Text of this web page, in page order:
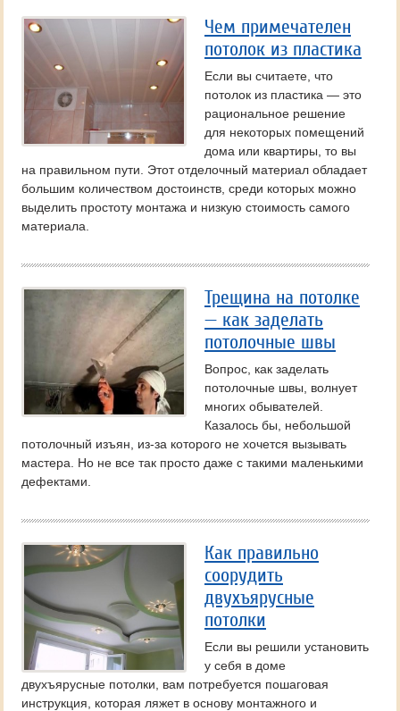
Чем примечателен
потолок из пластика
Если вы считаете, что
потолок из пластика — это
рациональное решение
для некоторых помещений
дома или квартиры, то вы
на правильном пути. Этот отделочный материал обладает
большим количеством достоинств, среди которых можно
выделить простоту монтажа и низкую стоимость самого
материала.
Трещина на потолке
— как заделать
потолочные швы
Вопрос, как заделать
потолочные швы, волнует
многих обывателей.
Казалось бы, небольшой
потолочный изъян, из-за которого не хочется вызывать
мастера. Но не все так просто даже с такими маленькими
дефектами.
Как правильно
соорудить
двухъярусные
потолки
Если вы решили установить
у себя в доме
двухъярусные потолки, вам потребуется пошаговая
инструкция, которая ляжет в основу монтажного и